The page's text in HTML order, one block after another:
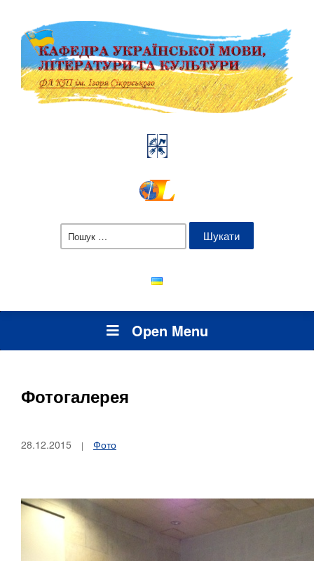
Пошук:
Open Menu
Фотогалерея
28.12.2015 Фото